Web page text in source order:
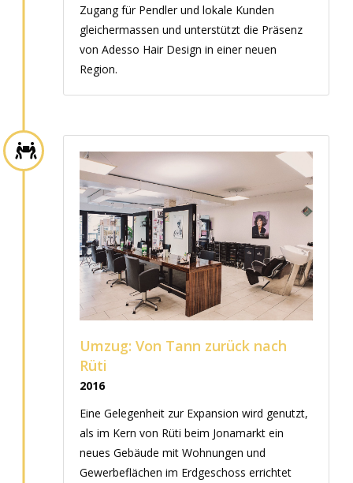
Zugang für Pendler und lokale Kunden
gleichermassen und unterstützt die Präsenz
von Adesso Hair Design in einer neuen
Region.
Umzug: Von Tann zurück nach
Rüti
2016
Eine Gelegenheit zur Expansion wird genutzt,
als im Kern von Rüti beim Jonamarkt ein
neues Gebäude mit Wohnungen und
Gewerbeflächen im Erdgeschoss errichtet